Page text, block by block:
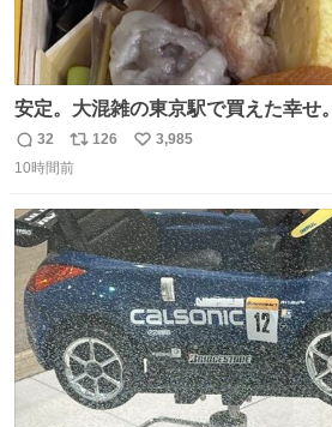
安定。大混雑の東京駅で買えた幸せ。
返
信
32
リ
ポ
ト
数
126
い
数
3,985
10時間前